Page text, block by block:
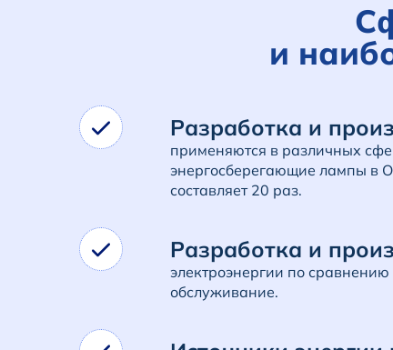
и
Разработка и
применяются в различных
энергосберегающие лампы в
составляет 20 раз.
Разработка и
электроэнергии по
обслуживание.